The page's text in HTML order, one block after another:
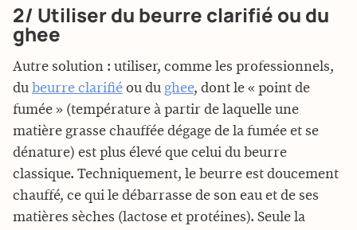
2/ Utiliser du beurre clarifié ou du
ghee
Autre solution : utiliser, comme les professionnels,
du beurre clarifié ou du ghee, dont le « point de
fumée » (température à partir de laquelle une
matière grasse chauffée dégage de la fumée et se
dénature) est plus élevé que celui du beurre
classique. Techniquement, le beurre est doucement
chauffé, ce qui le débarrasse de son eau et de ses
matières sèches (lactose et protéines). Seule la